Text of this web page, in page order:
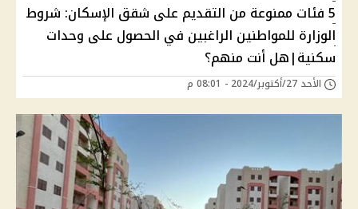
5 فئات ممنوعة من التقديم على شقق الإسكان: شروط
الوزارة للمواطنين الراغبين في الحصول على وحدات
سكنية|هل أنت منهم؟
الأحد 27/أكتوبر/2024 - 08:01 م